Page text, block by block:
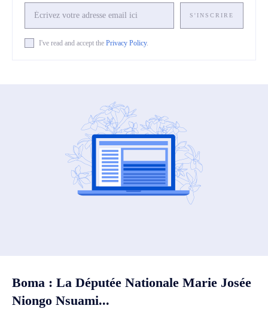
S'INSCRIRE
I've read and accept the Privacy Policy.
Boma : La Députée Nationale Marie Josée
Niongo Nsuami...